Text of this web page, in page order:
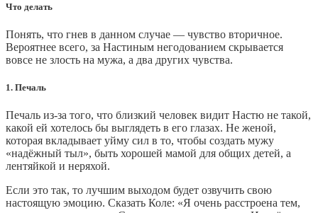
Что делать
Понять, что гнев в данном случае — чувство вторичное.
Вероятнее всего, за Настиным негодованием скрывается
вовсе не злость на мужа, а два других чувства.
1. Печаль
Печаль из-за того, что близкий человек видит Настю не такой,
какой ей хотелось бы выглядеть в его глазах. Не женой,
которая вкладывает уйму сил в то, чтобы создать мужу
«надёжный тыл», быть хорошей мамой для общих детей, а
лентяйкой и неряхой.
Если это так, то лучшим выходом будет озвучить свою
настоящую эмоцию. Сказать Коле: «Я очень расстроена тем,